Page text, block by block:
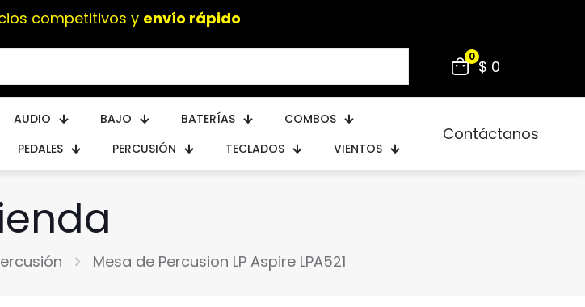
competitivos y envío rápido
0 $ 0
AUDIO BAJO BATERÍAS
COMBOS
PEDALES PERCUSIÓN TECLADOS VIENTOS
Contáctanos
Mesa de Percusion LP Aspire LPA521